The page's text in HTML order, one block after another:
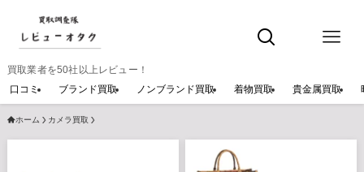
買取業者を50社以上レビュー！
口コミ
ブランド買取 ノンブランド買取 着物買取 貴金属買取
ホーム カメラ買取